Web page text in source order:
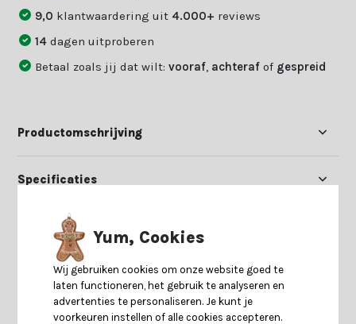
9,0 klantwaardering uit 4.000+ reviews
14dagen uitproberen
Betaal zoals jij dat wilt:vooraf achteraf of gespreid
Productomschrijving
Specificaties
Reviews
Yum, Cookies
Wij gebruiken cookies om onze website goed te
laten functioneren, het gebruik te analyseren en
advertenties te personaliseren. Je kunt je
voorkeuren instellen of alle cookies accepteren.